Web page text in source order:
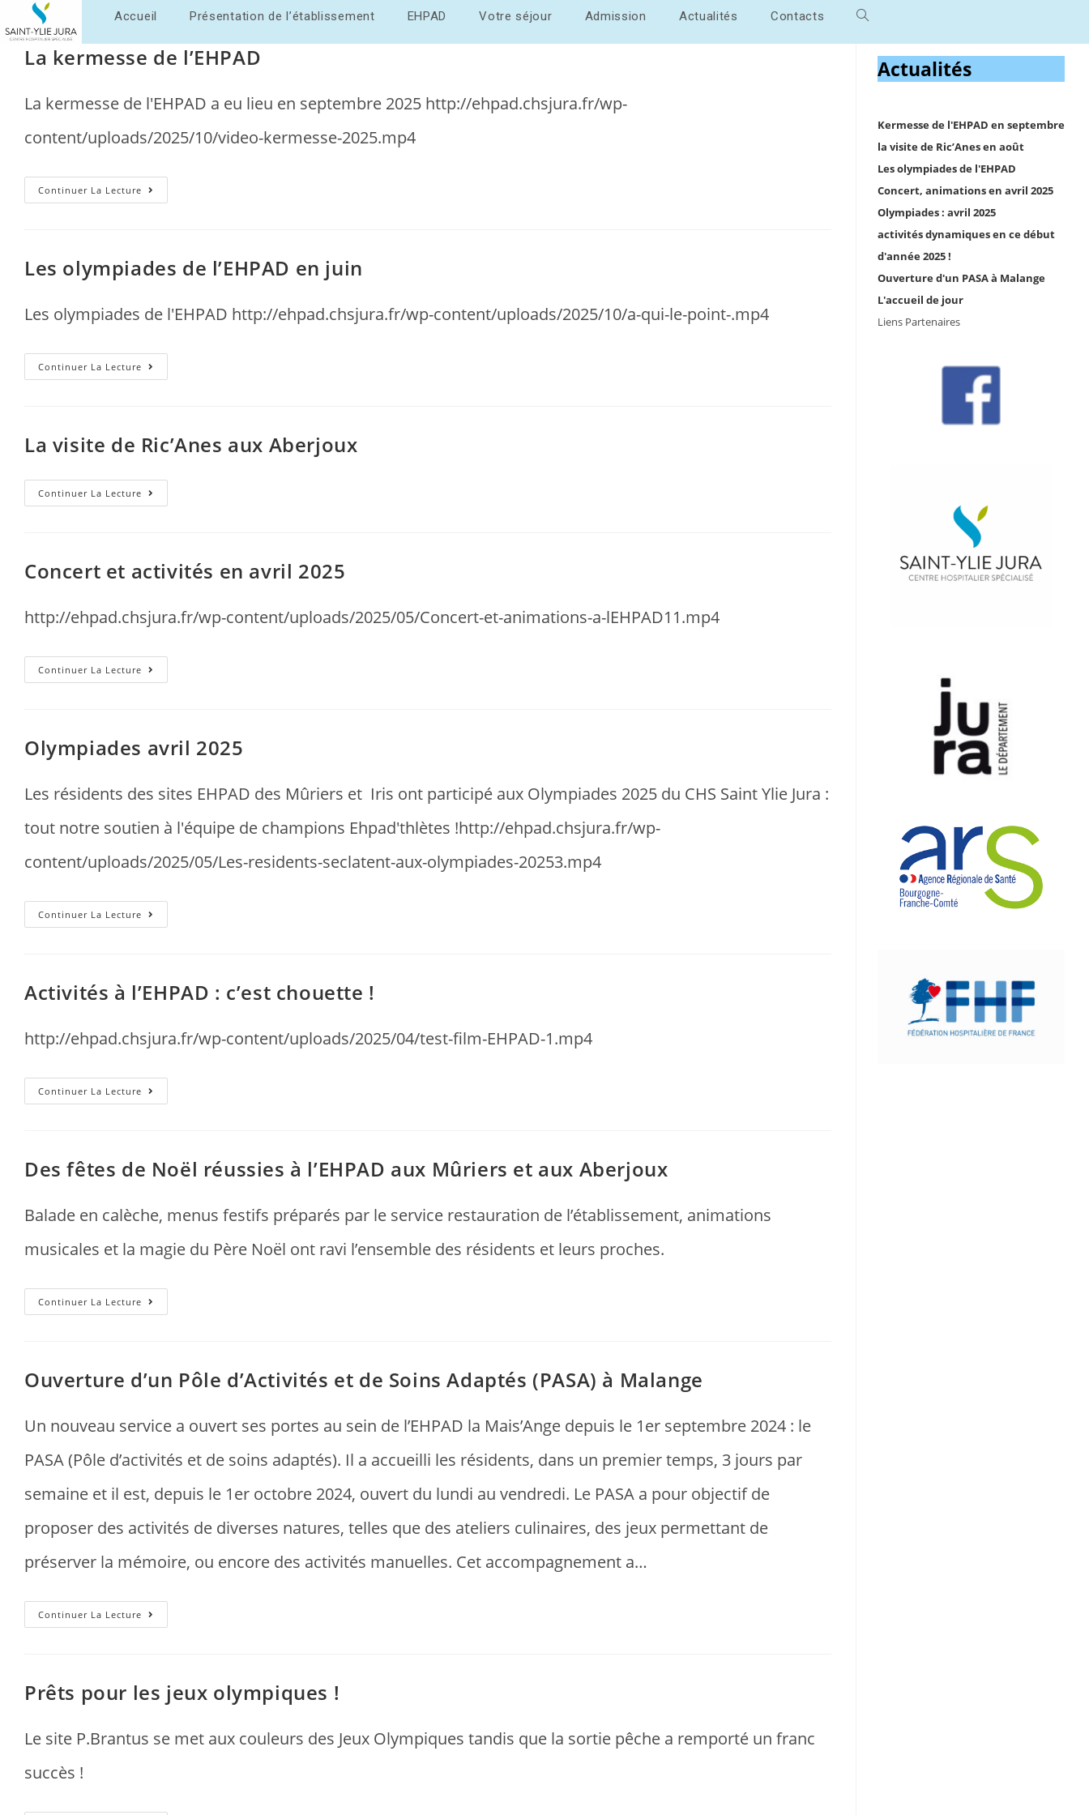
Accueil Présentation de l’établissement EHPAD Votre séjour Admission Actualités Contacts
La kermesse de l’EHPAD
La kermesse de l'EHPAD a eu lieu en septembre 2025 http://ehpad.chsjura.fr/wp-
content/uploads/2025/10/video-kermesse-2025.mp4
Continuer La Lecture
Les olympiades de l’EHPAD en juin
Les olympiades de l'EHPAD http://ehpad.chsjura.fr/wp-content/uploads/2025/10/a-qui-le-point-.mp4
Continuer La Lecture
La visite de Ric’Anes aux Aberjoux
Continuer La Lecture
Concert et activités en avril 2025
http://ehpad.chsjura.fr/wp-content/uploads/2025/05/Concert-et-animations-a-lEHPAD11.mp4
Continuer La Lecture
Olympiades avril 2025
Les résidents des sites EHPAD des Mûriers et Iris ont participé aux Olympiades 2025 du CHS Saint Ylie Jura :
tout notre soutien à l'équipe de champions Ehpad'thlètes !http://ehpad.chsjura.fr/wp-
content/uploads/2025/05/Les-residents-seclatent-aux-olympiades-20253.mp4
Continuer La Lecture
Activités à l’EHPAD : c’est chouette !
http://ehpad.chsjura.fr/wp-content/uploads/2025/04/test-film-EHPAD-1.mp4
Continuer La Lecture
Des fêtes de Noël réussies à l’EHPAD aux Mûriers et aux Aberjoux
Balade en calèche, menus festifs préparés par le service restauration de l’établissement, animations
musicales et la magie du Père Noël ont ravi l’ensemble des résidents et leurs proches.
Continuer La Lecture
Ouverture d’un Pôle d’Activités et de Soins Adaptés (PASA) à Malange
Un nouveau service a ouvert ses portes au sein de l’EHPAD la Mais’Ange depuis le 1er septembre 2024 : le
PASA (Pôle d’activités et de soins adaptés). Il a accueilli les résidents, dans un premier temps, 3 jours par
semaine et il est, depuis le 1er octobre 2024, ouvert du lundi au vendredi. Le PASA a pour objectif de
proposer des activités de diverses natures, telles que des ateliers culinaires, des jeux permettant de
préserver la mémoire, ou encore des activités manuelles. Cet accompagnement a…
Continuer La Lecture
Prêts pour les jeux olympiques !
Le site P.Brantus se met aux couleurs des Jeux Olympiques tandis que la sortie pêche a remporté un franc
succès !
Actualités
Kermesse de l'EHPAD en septembre
la visite de Ric’Anes en août
Les olympiades de l'EHPAD
Concert, animations en avril 2025
Olympiades : avril 2025
activités dynamiques en ce début
d'année 2025 !
Ouverture d'un PASA à Malange
L'accueil de jour
Liens Partenaires